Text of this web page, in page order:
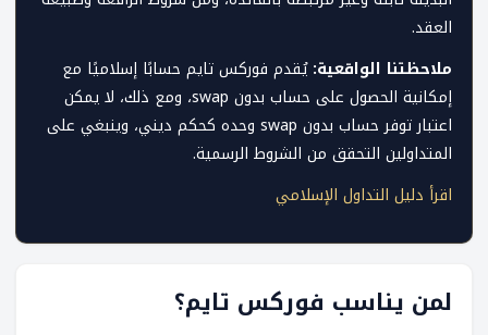
العقد.
ملاحظتنا الواقعية:يُقدم فوركس تايم حسابًا إسلاميًا مع
إمكانية الحصول على حساب بدون swap، ومع ذلك، لا يمكن
اعتبار توفر حساب بدون swap وحده كحكم ديني، وينبغي على
المتداولين التحقق من الشروط الرسمية.
اقرأ دليل التداول الإسلامي
لمن يناسب فوركس تايم؟